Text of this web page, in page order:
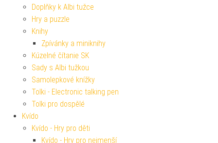
Doplňky k Albi tužce
Hry a puzzle
Knihy
Zpívánky a miniknihy
Kúzelné čítanie SK
Sady s Albi tužkou
Samolepkové knížky
Tolki - Electronic talking pen
Tolki pro dospělé
Kvído
Kvído - Hry pro děti
Kvído - Hry pro nejmenší